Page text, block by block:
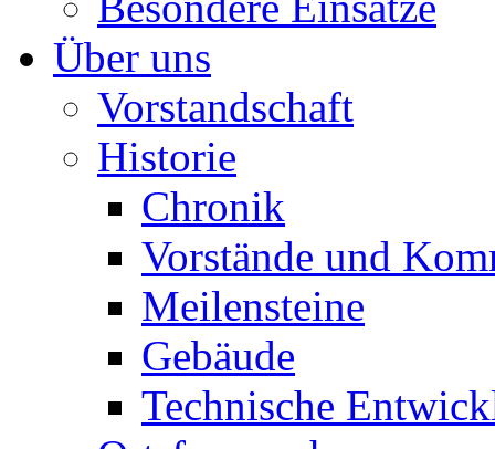
Über uns
Vorstandschaft
Historie
Chronik
Vorstände und
Meilensteine
Gebäude
Technische